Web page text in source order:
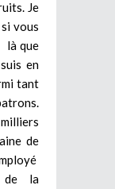
Je
si vous
là que
en
tant
de
de la